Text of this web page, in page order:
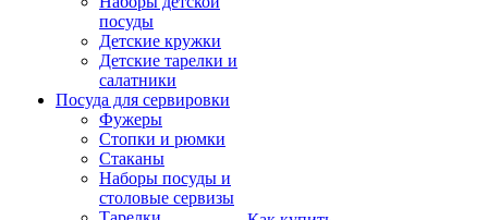
посуды
Детские кружки
Детские тарелки и
салатники
Посуда для сервировки
Фужеры
Стопки и рюмки
Стаканы
Наборы посуды и
столовые сервизы